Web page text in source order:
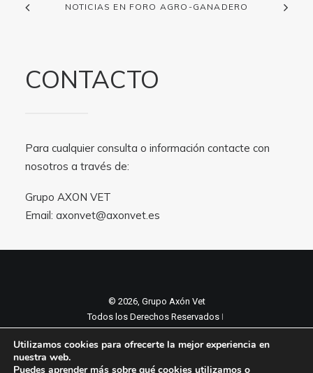
NOTICIAS EN FORO AGRO-GANADERO
CONTACTO
Para cualquier consulta o información contacte con
nosotros a través de:
Grupo AXON VET
Email: axonvet@axonvet.es
© 2026, Grupo Axón Vet
Todos los Derechos Reservados ǀ
Política de cookies
Utilizamos cookies para ofrecerte la mejor experiencia en
nuestra web.
Puedes aprender más sobre qué cookies utilizamos o